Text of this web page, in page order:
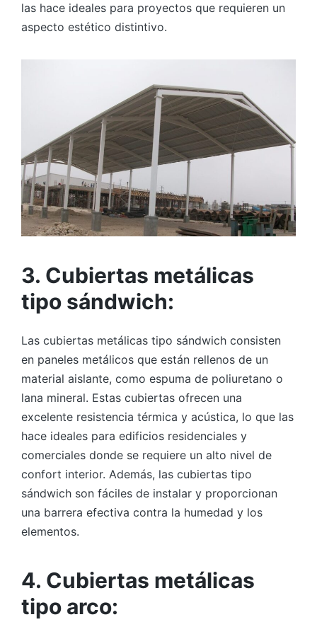
las hace ideales para proyectos que requieren un
aspecto estético distintivo.
3. Cubiertas metálicas
tipo sándwich:
Las cubiertas metálicas tipo sándwich consisten
en paneles metálicos que están rellenos de un
material aislante, como espuma de poliuretano o
lana mineral. Estas cubiertas ofrecen una
excelente resistencia térmica y acústica, lo que las
hace ideales para edificios residenciales y
comerciales donde se requiere un alto nivel de
confort interior. Además, las cubiertas tipo
sándwich son fáciles de instalar y proporcionan
una barrera efectiva contra la humedad y los
elementos.
4. Cubiertas metálicas
tipo arco: